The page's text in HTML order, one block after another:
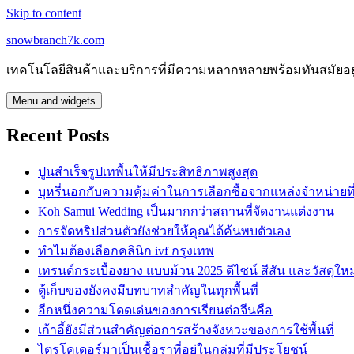
Skip to content
snowbranch7k.com
เทคโนโลยีสินค้าและบริการที่มีความหลากหลายพร้อมทันสมัยอ
Menu and widgets
Recent Posts
ปูนสำเร็จรูปเทพื้นให้มีประสิทธิภาพสูงสุด
บุหรี่นอกกับความคุ้มค่าในการเลือกซื้อจากแหล่งจำหน่าย
Koh Samui Wedding เป็นมากกว่าสถานที่จัดงานแต่งงาน
การจัดทริปส่วนตัวยังช่วยให้คุณได้ค้นพบตัวเอง
ทำไมต้องเลือกคลินิก ivf กรุงเทพ
เทรนด์กระเบื้องยาง แบบม้วน 2025 ดีไซน์ สีสัน และวัสดุให
ตู้เก็บของยังคงมีบทบาทสำคัญในทุกพื้นที่
อีกหนึ่งความโดดเด่นของการเรียนต่อจีนคือ
เก้าอี้ยังมีส่วนสำคัญต่อการสร้างจังหวะของการใช้พื้นที่
ไตรโคเดอร์มาเป็นเชื้อราที่อยู่ในกลุ่มที่มีประโยชน์